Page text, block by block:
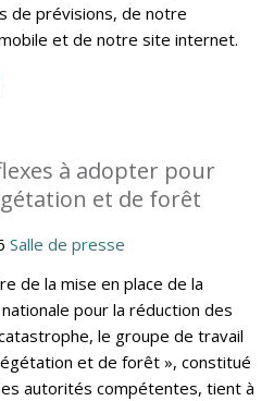
de prévisions, de notre
et de notre site internet.
à adopter pour
et de forêt
Salle de presse
de la mise en place de la
pour la réduction des
le groupe de travail
et de forêt », constitué
autorités compétentes, tient à